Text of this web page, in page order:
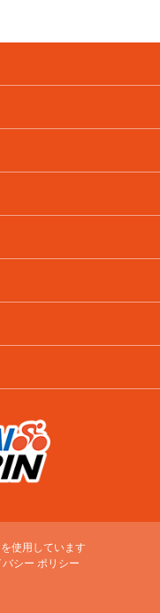
使用しています
シー ポリシー